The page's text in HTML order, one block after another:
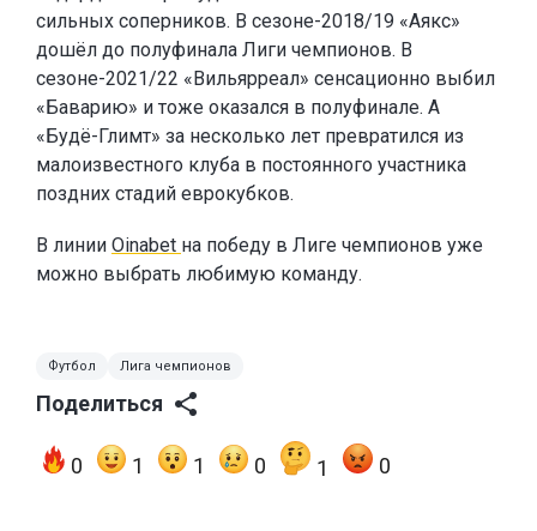
сильных соперников. В сезоне-2018/19 «Аякс»
дошёл до полуфинала Лиги чемпионов. В
сезоне-2021/22 «Вильярреал» сенсационно выбил
«Баварию» и тоже оказался в полуфинале. А
«Будё-Глимт» за несколько лет превратился из
малоизвестного клуба в постоянного участника
поздних стадий еврокубков.
В линии Oinabet на победу в Лиге чемпионов уже
можно выбрать любимую команду.
Футбол Лига чемпионов
Поделиться
0 1 1 0 1 0